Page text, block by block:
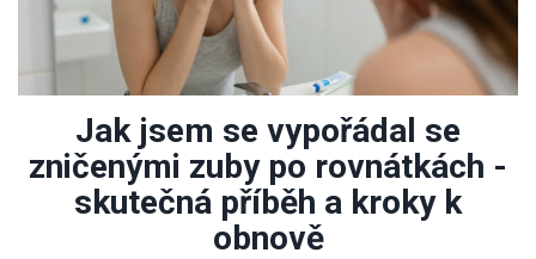
Jak jsem se vypořádal se
zničenými zuby po rovnátkách -
skutečná příběh a kroky k
obnově